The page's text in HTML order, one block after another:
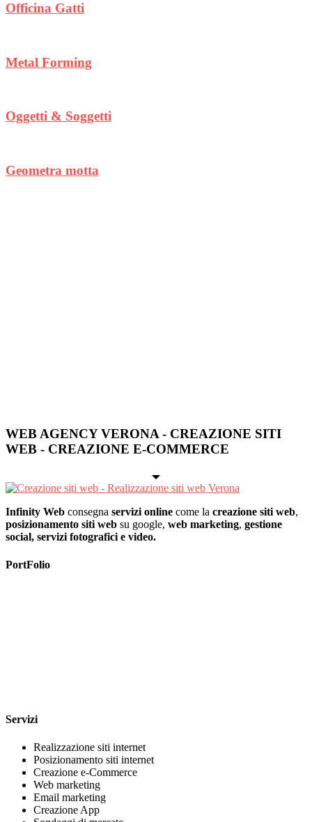
Officina Gatti
Metal Forming
Oggetti & Soggetti
Geometra motta
WEB AGENCY VERONA - CREAZIONE SITI
WEB - CREAZIONE E-COMMERCE
Infinity Web consegna servizi online come la creazione siti web,
posizionamento siti web su google, web marketing, gestione
social, servizi fotografici e video.
PortFolio
Servizi
Realizzazione siti internet
Posizionamento siti internet
Creazione e-Commerce
Web marketing
Email marketing
Creazione App